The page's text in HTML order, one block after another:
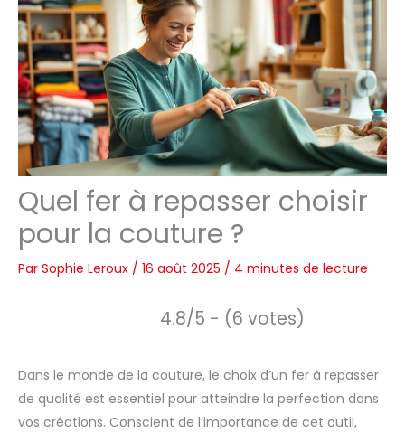
Quel fer à repasser choisir
pour la couture ?
Par Sophie Leroux / 16 août 2025 / 4 minutes de lecture
4.8/5 - (6 votes)
Dans le monde de la couture, le choix d’un fer à repasser
de qualité est essentiel pour atteindre la perfection dans
vos créations. Conscient de l’importance de cet outil,